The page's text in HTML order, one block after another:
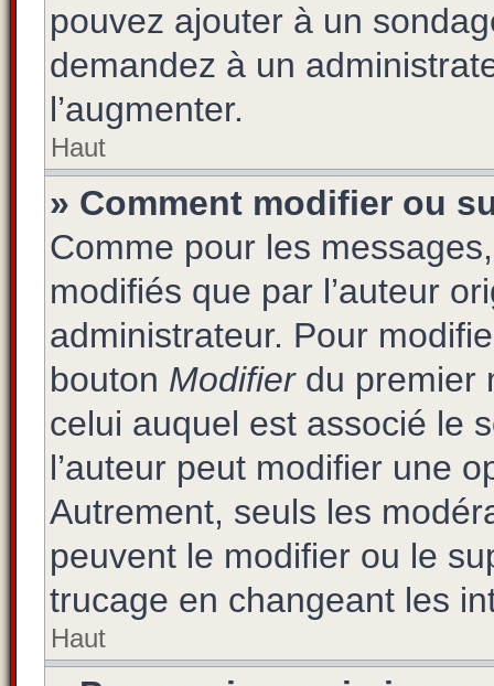
pouvez ajouter à un
demandez à un
l’augmenter.
Haut
» Comment modifier ou
Comme pour les
modifiés que par l’auteur
administrateur. Pour
bouton Modifierdu premier
celui auquel est associé le
l’auteur peut modifier une
Autrement, seuls les
peuvent le modifier ou le
trucage en changeant les
Haut